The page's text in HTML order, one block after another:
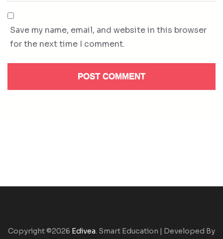
Save my name, email, and website in this browser
for the next time I comment.
Copyright ©2026 Edivea. Smart Education | Developed By